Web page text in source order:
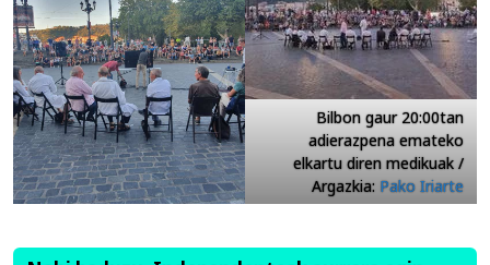
Bilbon gaur 20:00tan
adierazpena emateko
elkartu diren medikuak /
Argazkia: Pako Iriarte